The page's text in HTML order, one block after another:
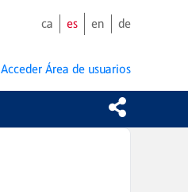
ca es en de
Acceder Área de usuarios